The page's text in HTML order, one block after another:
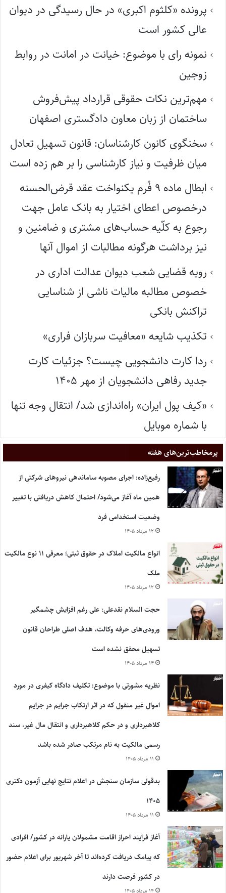
پرونده «کلثوم اکبری» در حال رسیدگی در دیوان
عالی کشور است
نمونه رای با موضوع: خیانت در امانت در روابط
زوجین
مهم‌ترین نکات حقوقی قرارداد پیش‌فروش
ساختمان از زبان معاون دادگستری اصفهان
سخنگوی کانون کارشناسان: قانون تسهیل تعادل
میان ظرفیت و نیاز کارشناسی را بر هم زده است
ابطال ماده ۹ فُرم یکنواخت عقد قرض‌الحسنه
درخصوص اعطای اختیار به بانک عامل جهت
رجوع به کلّیه حساب‌های مشتری و ضامنین و
نیز برداشت هرگونه مطالبات از اموال آنها
رویه قضایی شعب دیوان عدالت اداری در
خصوص مطالبه مالیات ناشی از شناسایی
تراکنش بانکی
تکذیب شایعه «معافیت سربازان فراری»
ردا کارت دانشجویی چیست؟ جزئیات کارت
جدید رفاهی دانشجویان از مهر ۱۴۰۵
«کیف پول ایران» راه‌اندازی شد/ انتقال وجه تنها
با شماره موبایل
پر‌مخاطب‌ترین‌های هفته
رفیع‌زاده: اجرای مصوبه ساماندهی نیروهای شرکتی از
همین ماه آغاز می‌شود/ احتمال کاهش دریافتی با تغییر
وضعیت استخدامی فرد
۱۲ مرداد ۱۴۰۵
انواع مالکیت املاک در حقوق ثبتی؛ معرفی ۱۱ نوع مالکیت
ملک
۱۲ مرداد ۱۴۰۵
حجت السلام نقدعلی: علی رغم افزایش چشمگیر
ورودی‌های حرفه وکالت، هدف اصلی طراحان قانون
تسهیل محقق نشده است
۱۴ مرداد ۱۴۰۵
نظریه مشورتی با موضوع: تکلیف دادگاه کیفری در مورد
اموال غیر منقول که در اثر ارتکاب جرایم در جرایم
کلاهبرداری و در حکم کلاهبرداری و انتقال مال غیر، سند
رسمی مالکیت به نام مرتکب صادر شده باشد
۱۱ مرداد ۱۴۰۵
بدقولی سازمان سنجش در اعلام نتایج نهایی آزمون دکتری
۱۴۰۵
۱۱ مرداد ۱۴۰۵
آغاز فرایند احراز اقامت مشمولان یارانه در کشور/ افرادی
که پیامک دریافت کرده‌اند تا آخر شهریور برای اعلام حضور
در کشور فرصت دارند
۱۴ مرداد ۱۴۰۵